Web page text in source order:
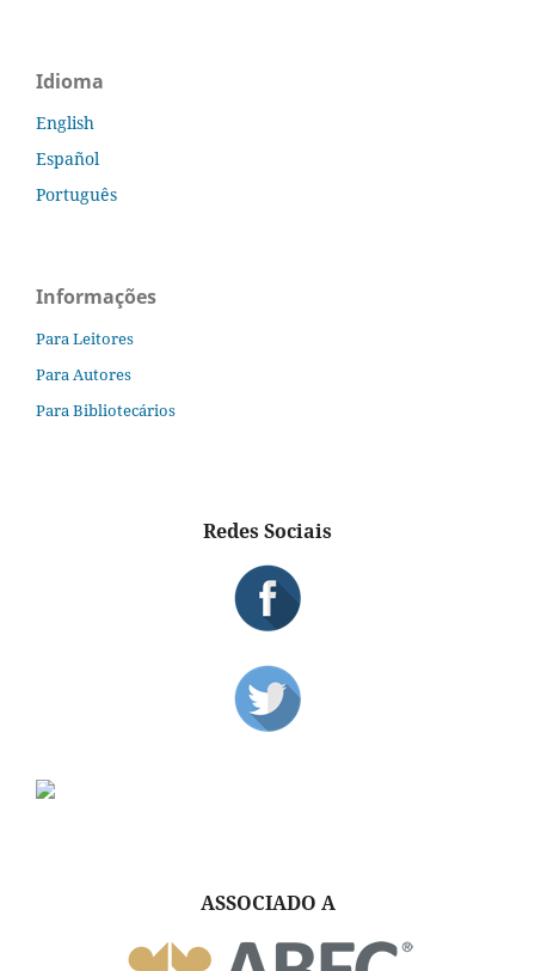
Idioma
English
Español
Português
Informações
Para Leitores
Para Autores
Para Bibliotecários
Redes Sociais
ASSOCIADO A